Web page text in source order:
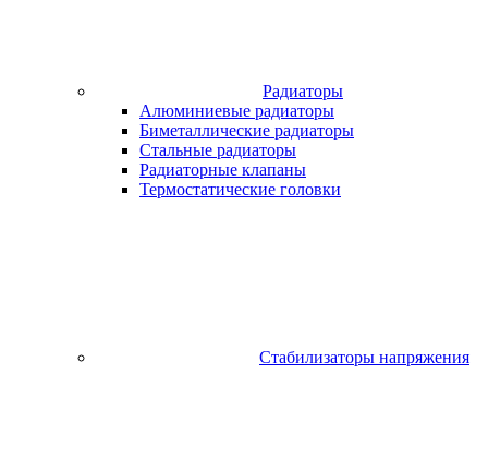
Радиаторы
Алюминиевые радиаторы
Биметаллические радиаторы
Стальные радиаторы
Радиаторные клапаны
Термостатические головки
Стабилизаторы напряжения